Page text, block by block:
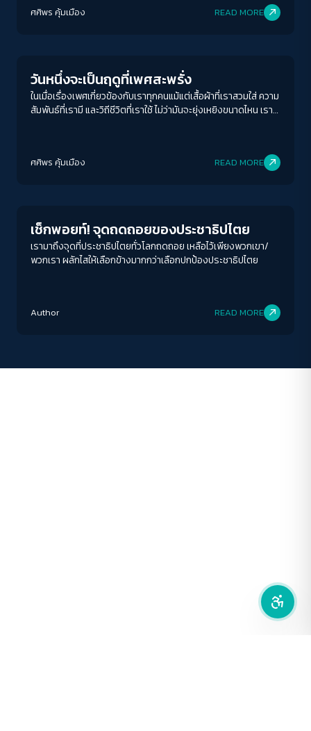
ศศิพร คุ้มเมือง READ MORE
วันหนึ่งจะเป็นฤดูที่เพศสะพรั่ง
ในเมื่อเรื่องเพศเกี่ยวข้องกับเราทุกคนแม้แต่เสื้อผ้าที่เราสวมใส่ ความ
สัมพันธ์ที่เรามี และวิถีชีวิตที่เราใช้ ไม่ว่ามันจะยุ่งเหยิงขนาดไหน เราก็
ศศิพร คุ้มเมือง READ MORE
เช็กพอยท์! จุดถดถอยของประชาธิปไตย
เรามาถึงจุดที่ประชาธิปไตยทั่วโลกถดถอย เหลือไว้เพียงพวกเขา/
พวกเรา ผลักไสให้เลือกข้างมากกว่าเลือกปกป้องประชาธิปไตย
Author READ MORE
ระยะห่างข้อความ
ปกติ มาก มากที่สุด
Deutan Tritan